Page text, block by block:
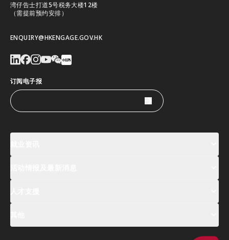
湾仔告士打道5号税务大楼12楼
（需提前预约安排）
ENQUIRY@HKENGAGE.GOV.HK
订阅电子报
薪酬指数
全球人才高峰会周
联络我们